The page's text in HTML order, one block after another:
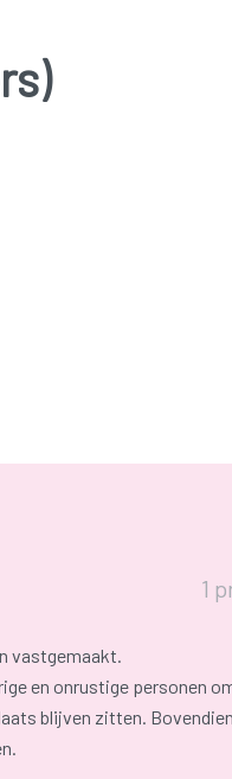
1
vastgemaakt.
en onrustige personen
blijven zitten.